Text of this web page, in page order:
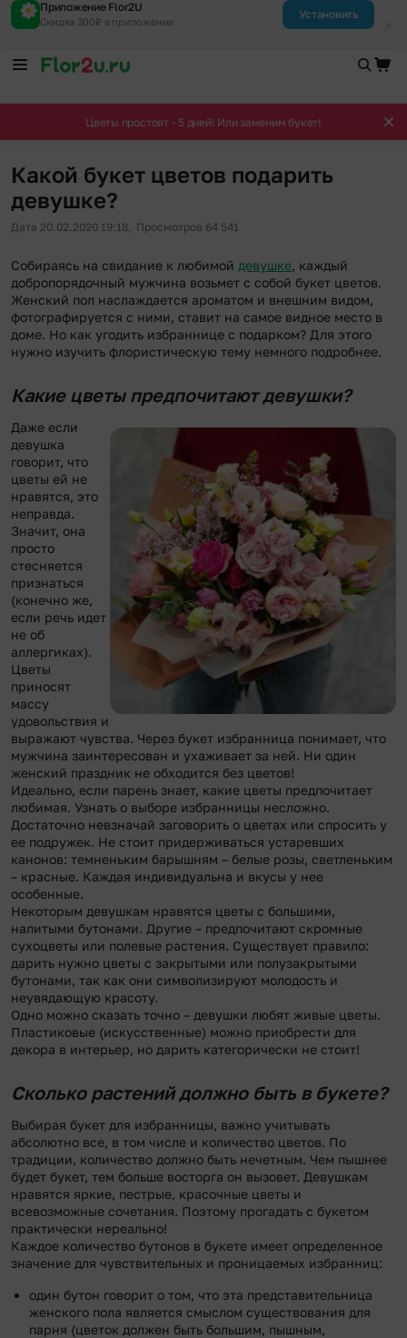
Приложение Flor2U
Скидка 300₽ в приложении
Установить
Цветы простоят - 5 дней! Или заменим букет!
Какой букет цветов подарить
девушке?
Дата 20.02.2020 19:18, Просмотров 64 541
Собираясь на свидание к любимой девушке, каждый
добропорядочный мужчина возьмет с собой букет цветов.
Женский пол наслаждается ароматом и внешним видом,
фотографируется с ними, ставит на самое видное место в
доме. Но как угодить избраннице с подарком? Для этого
нужно изучить флористическую тему немного подробнее.
Какие цветы предпочитают девушки?
Даже если
девушка
говорит, что
цветы ей не
нравятся, это
неправда.
Значит, она
просто
стесняется
признаться
(конечно же,
если речь идет
не об
аллергиках).
Цветы
приносят
массу
удовольствия и
выражают чувства. Через букет избранница понимает, что
мужчина заинтересован и ухаживает за ней. Ни один
женский праздник не обходится без цветов!
Идеально, если парень знает, какие цветы предпочитает
любимая. Узнать о выборе избранницы несложно.
Достаточно невзначай заговорить о цветах или спросить у
ее подружек. Не стоит придерживаться устаревших
канонов: темненьким барышням – белые розы, светленьким
– красные. Каждая индивидуальна и вкусы у нее
особенные.
Некоторым девушкам нравятся цветы с большими,
налитыми бутонами. Другие – предпочитают скромные
сухоцветы или полевые растения. Существует правило:
дарить нужно цветы с закрытыми или полузакрытыми
бутонами, так как они символизируют молодость и
неувядающую красоту.
Одно можно сказать точно – девушки любят живые цветы.
Пластиковые (искусственные) можно приобрести для
декора в интерьер, но дарить категорически не стоит!
Сколько растений должно быть в букете?
Выбирая букет для избранницы, важно учитывать
абсолютно все, в том числе и количество цветов. По
традиции, количество должно быть нечетным. Чем пышнее
будет букет, тем больше восторга он вызовет. Девушкам
нравятся яркие, пестрые, красочные цветы и
всевозможные сочетания. Поэтому прогадать с букетом
практически нереально!
Каждое количество бутонов в букете имеет определенное
значение для чувствительных и проницаемых избранниц:
один бутон говорит о том, что эта представительница
женского пола является смыслом существования для
парня (цветок должен быть большим, пышным,